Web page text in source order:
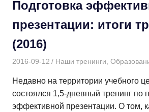
Подготовка
презентации: итоги
(2016)
2016-09-12 Дмитрий
Наши тренинги
Недавно на территории учебного
состоялся 1,5-дневный тренинг по
эффективной презентации. О том,